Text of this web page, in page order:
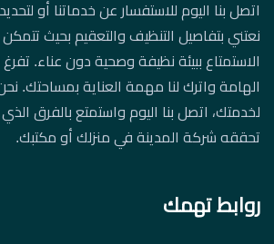
اتصل بنا اليوم للاستفسار عن خدماتنا أو
نعتني بتفاصيل التنظيف والتعقيم بحيث
الاستمتاع ببيئة نظيفة وصحية دون عناء.
الهامة واترك لنا مهمة العناية بمساحتك.
لخدمتك، اتصل بنا اليوم واستمتع بالفرق
تحققه شركة المدينة في منزلك أو مكتبك.
روابط تهمك